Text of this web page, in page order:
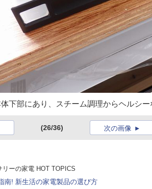
下部にあり、スチーム調理からヘルシ
(26/36) 次の画像
リーの家電 HOT TOPICS
南! 新生活の家電製品の選び方